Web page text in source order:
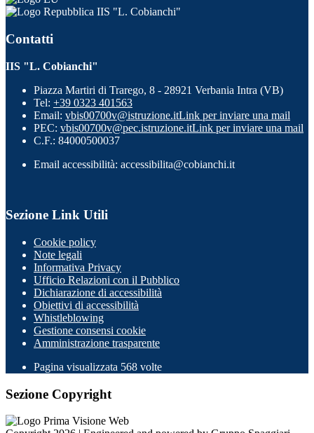
IIS "L. Cobianchi"
Contatti
IIS "L. Cobianchi"
Piazza Martiri di Trarego, 8 - 28921 Verbania Intra (VB)
Tel: +39 0323 401563
Email: vbis00700v@istruzione.itLink per inviare una mail
PEC: vbis00700v@pec.istruzione.itLink per inviare una mail
C.F.: 84000500037
Email accessibilità: accessibilita@cobianchi.it
Sezione Link Utili
Cookie policy
Note legali
Informativa Privacy
Ufficio Relazioni con il Pubblico
Dichiarazione di accessibilità
Obiettivi di accessibilità
Whistleblowing
Gestione consensi cookie
Amministrazione trasparente
Pagina visualizzata 568 volte
Sezione Copyright